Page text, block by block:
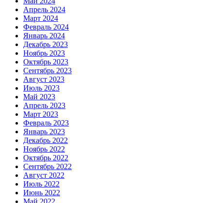
Апрель 2024
Март 2024
Февраль 2024
Январь 2024
Декабрь 2023
Ноябрь 2023
Октябрь 2023
Сентябрь 2023
Август 2023
Июль 2023
Май 2023
Апрель 2023
Март 2023
Февраль 2023
Январь 2023
Декабрь 2022
Ноябрь 2022
Октябрь 2022
Сентябрь 2022
Август 2022
Июль 2022
Июнь 2022
Май 2022